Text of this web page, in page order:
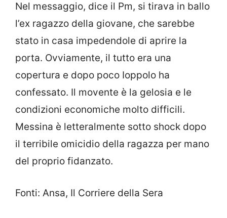
Nel messaggio, dice il Pm, si tirava in ballo
l’ex ragazzo della giovane, che sarebbe
stato in casa impedendole di aprire la
porta. Ovviamente, il tutto era una
copertura e dopo poco Ioppolo ha
confessato. Il movente è la gelosia e le
condizioni economiche molto difficili.
Messina è letteralmente sotto shock dopo
il terribile omicidio della ragazza per mano
del proprio fidanzato.
Fonti: Ansa, Il Corriere della Sera